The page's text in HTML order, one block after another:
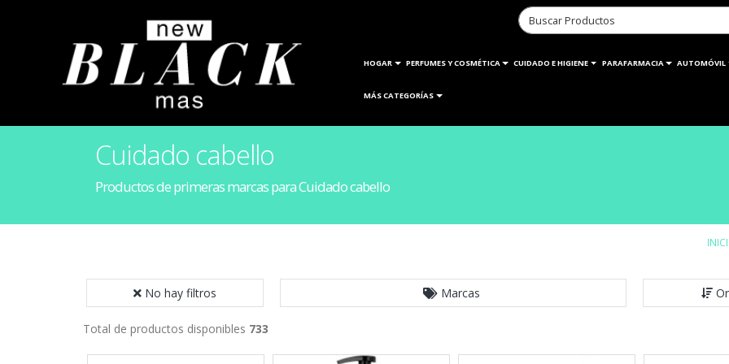
HOGAR PERFUMES Y COSMÉTICA CUIDADO E HIGIENE PARAFARMACIA AUTOMÓVIL
MÁS CATEGORÍAS
Cuidado cabello
Productos de primeras marcas para Cuidado cabello
No hay filtros Marcas
Total de productos disponibles 733